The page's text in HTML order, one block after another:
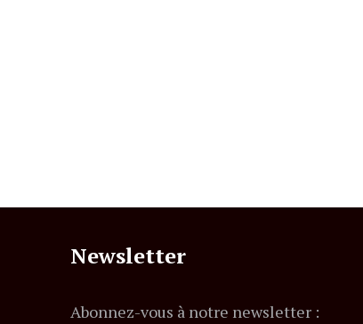
Newsletter
Abonnez-vous à notre newsletter :